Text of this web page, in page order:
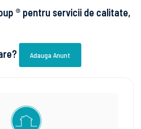
® pentru servicii de calitate,
Adauga Anunt